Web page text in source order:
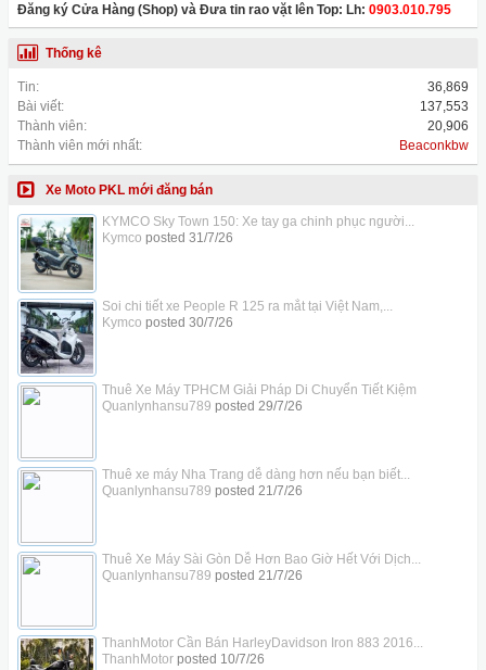
Đăng ký Cửa Hàng (Shop) và Đưa tin rao vặt lên Top: Lh: 0903.010.795
Thống kê
Tin:
36,869
Bài viết:
137,553
Thành viên:
20,906
Thành viên mới nhất:
Beaconkbw
Xe Moto PKL mới đăng bán
KYMCO Sky Town 150: Xe tay ga chinh phục người...
Kymco posted 31/7/26
Soi chi tiết xe People R 125 ra mắt tại Việt Nam,...
Kymco posted 30/7/26
Thuê Xe Máy TPHCM Giải Pháp Di Chuyển Tiết Kiệm
Quanlynhansu789 posted 29/7/26
Thuê xe máy Nha Trang dễ dàng hơn nếu bạn biết...
Quanlynhansu789 posted 21/7/26
Thuê Xe Máy Sài Gòn Dễ Hơn Bao Giờ Hết Với Dịch...
Quanlynhansu789 posted 21/7/26
ThanhMotor Cần Bán HarleyDavidson Iron 883 2016...
ThanhMotorposted 10/7/26